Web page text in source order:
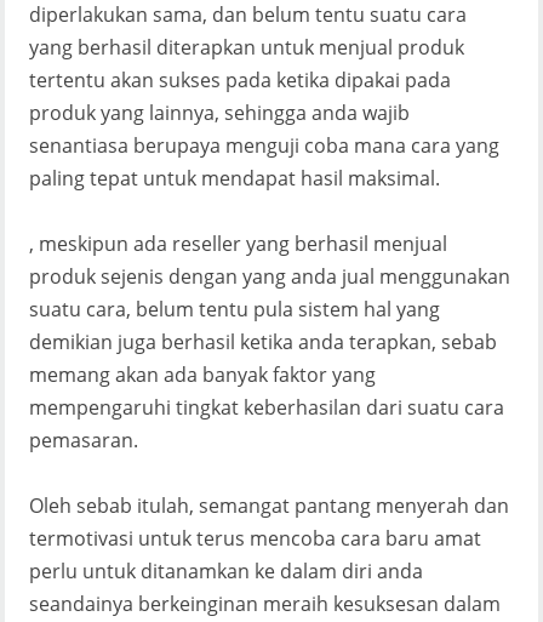
diperlakukan sama, dan belum tentu suatu cara
yang berhasil diterapkan untuk menjual produk
tertentu akan sukses pada ketika dipakai pada
produk yang lainnya, sehingga anda wajib
senantiasa berupaya menguji coba mana cara yang
paling tepat untuk mendapat hasil maksimal.
, meskipun ada reseller yang berhasil menjual
produk sejenis dengan yang anda jual menggunakan
suatu cara, belum tentu pula sistem hal yang
demikian juga berhasil ketika anda terapkan, sebab
memang akan ada banyak faktor yang
mempengaruhi tingkat keberhasilan dari suatu cara
pemasaran.
Oleh sebab itulah, semangat pantang menyerah dan
termotivasi untuk terus mencoba cara baru amat
perlu untuk ditanamkan ke dalam diri anda
seandainya berkeinginan meraih kesuksesan dalam